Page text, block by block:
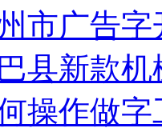
市广告字
县新款
操作做